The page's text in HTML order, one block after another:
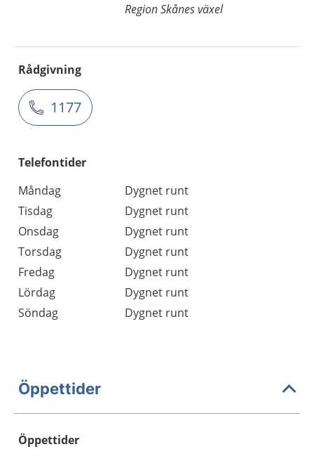
Region Skånes växel
Rådgivning
1177
Telefontider
Måndag
Dygnet runt
Tisdag
Dygnet runt
Onsdag
Dygnet runt
Torsdag
Dygnet runt
Fredag
Dygnet runt
Lördag
Dygnet runt
Söndag
Dygnet runt
Öppettider
Öppettider